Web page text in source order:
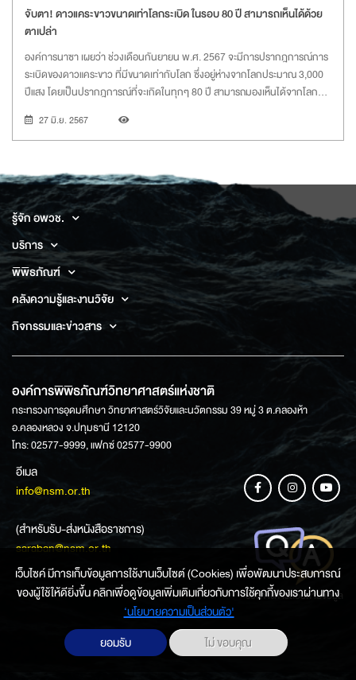
จับตา! ดาวแคระขาวขนาดเท่าโลกระเบิด ในรอบ 80 ปี สามารถเห็นได้ด้วย
ตาเปล่า
องค์การนาซา เผยว่า ช่วงเดือนกันยายน พ.ศ. 2567 จะมีการปรากฎการณ์การ
ระเบิดของดาวแคระขาว ที่มีขนาดเท่ากับโลก ซึ่งอยู่ห่างจากโลกประมาณ 3,000
ปีแสง โดยเป็นปรากฎการณ์ที่จะเกิดในทุกๆ 80 ปี สามารถมองเห็นได้จากโลก
27 มิ.ย. 2567
รู้จัก อพวช.
บริการ
พิพิธภัณฑ์
คลังความรู้และงานวิจัย
กิจกรรมและข่าวสาร
องค์การพิพิธภัณฑ์วิทยาศาสตร์แห่งชาติ
กระทรวงการอุดมศึกษา วิทยาศาสตร์วิจัยและนวัตกรรม 39 หมู่ 3 ต.คลองห้า
อ.คลองหลวง จ.ปทุมธานี 12120
โทร: 02577-9999, แฟกซ์ 02577-9900
อีเมล
info@nsm.or.th
(สำหรับรับ-ส่งหนังสือราชการ)
saraban@nsm.or.th
ช่องทางการสอบถามข้อมูล
เว็บไซค์ มีการเก็บข้อมูลการใช้งานเว็บไซต์ (Cookies) เพื่อพัฒนาประสบการณ์
ของผู้ใช้ให้ดียิ่งขึ้น คลิกเพื่อดูข้อมูลเพิ่มเติมเกี่ยวกับการใช้คุกกี้ของเราผ่านทาง
‘นโยบายความเป็นส่วนตัว'
ยอมรับ
ไม่ ขอบคุณ